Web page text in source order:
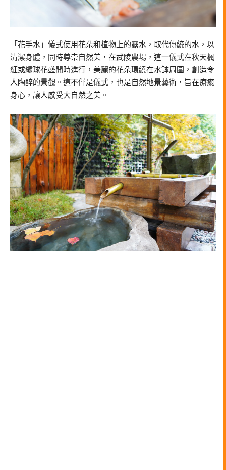
「花手水」儀式使用花朵和植物上的露水，取代傳統的水，以
清潔身體，同時尊崇自然美，在武陵農場，這一儀式在秋天楓
紅或繡球花盛開時進行，美麗的花朵環繞在水缽周圍，創造令
人陶醉的景觀。這不僅是儀式，也是自然地景藝術，旨在療癒
身心，讓人感受大自然之美。